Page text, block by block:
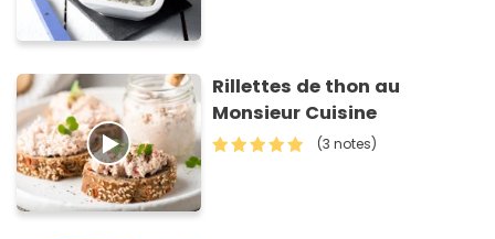
Rillettes de thon au
Monsieur Cuisine
(3 notes)